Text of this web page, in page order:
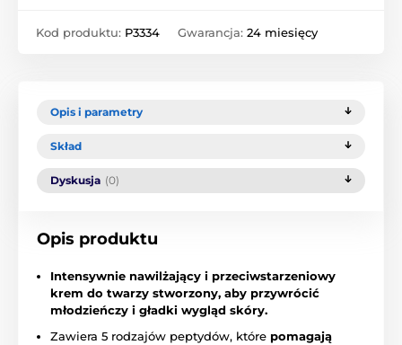
Kod produktu: P3334 Gwarancja: 24 miesięcy
Opis i parametry
Skład
Dyskusja (0)
Opis produktu
Intensywnie nawilżający i przeciwstarzeniowy
krem do twarzy stworzony, aby przywrócić
młodzieńczy i gładki wygląd skóry.
Zawiera 5 rodzajów peptydów, które pomagają